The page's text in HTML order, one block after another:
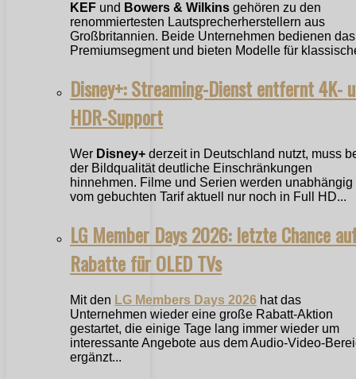
KEF und Bowers & Wilkins gehören zu den
renommiertesten Lautsprecherherstellern aus
Großbritannien. Beide Unternehmen bedienen das
Premiumsegment und bieten Modelle für
Disney+: Streaming-Dienst entfernt 4K-
HDR-Support
Wer Disney+ derzeit in Deutschland nutzt, muss
der Bildqualität deutliche Einschränkungen
hinnehmen. Filme und Serien werden unabhängig
vom gebuchten Tarif aktuell nur noch in Full HD...
LG Member Days 2026: letzte Chance
Rabatte für OLED TVs
Mit den LG Members Days 2026 hat das
Unternehmen wieder eine große Rabatt-Aktion
gestartet, die einige Tage lang immer wieder um
interessante Angebote aus dem Audio-Video-
ergänzt...